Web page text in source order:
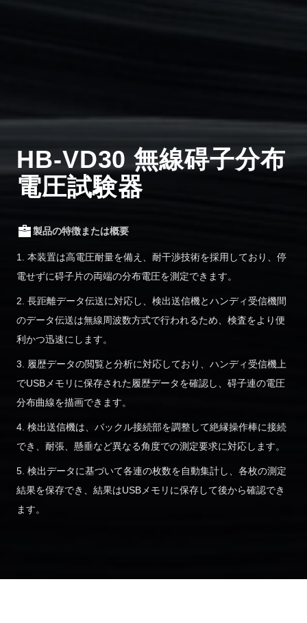
HB-VD30 無線碍子分布
電圧試験器
製品の特徴または概要
1. 本装置は高電圧耐量を備え、耐干渉技術を採用しており、停
電せずに碍子片の両端の分布電圧を測定できます。
2. 長距離データ伝送に対応し、検出送信機とハンディ受信機間
のデータ伝送は無線周波数方式で行われるため、検査をより便
利かつ迅速にします。
3. 履歴データの閲覧と分析に対応しており、ハンディ受信機上
でUSBメモリに保存された履歴データを確認し、碍子連の電圧
分布曲線を描画できます。
4. 検出送信機は、バックル接続部を調整して絶縁操作棒に接続
でき、耐張、懸垂など異なる角度での測定要求に対応します。
5. 検出データに基づいて各連の枚数を自動集計し、各枚の測定
結果を保存でき、結果はUSBメモリに保存して後から確認でき
ます。